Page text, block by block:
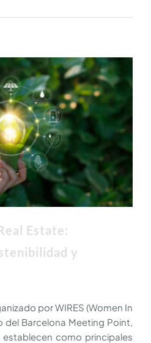
Estate:
y
por WIRES (Women In
del Barcelona Meeting Point,
como principales